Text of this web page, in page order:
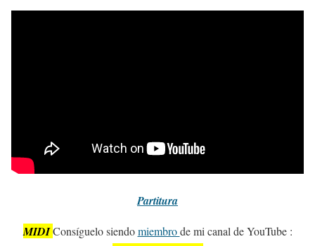
Partitura
MIDI Consíguelo siendomiembrode mi canal de YouTube :